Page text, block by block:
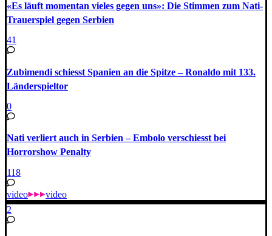
«Es läuft momentan vieles gegen uns»: Die Stimmen zum Nati-
Trauerspiel gegen Serbien
41
Zubimendi schiesst Spanien an die Spitze – Ronaldo mit 133.
Länderspieltor
0
Nati verliert auch in Serbien – Embolo verschiesst bei
Horrorshow Penalty
118
video
video
2